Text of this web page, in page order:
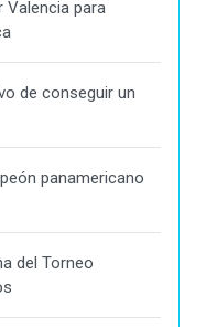
Valencia para
de conseguir un
panamericano
del Torneo